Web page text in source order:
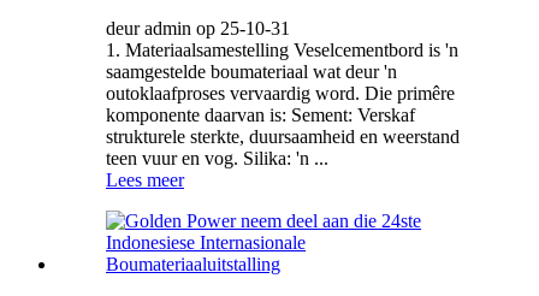
deur admin op 25-10-31
1. Materiaalsamestelling Veselcementbord is 'n
saamgestelde boumateriaal wat deur 'n
outoklaafproses vervaardig word. Die primêre
komponente daarvan is: Sement: Verskaf
strukturele sterkte, duursaamheid en weerstand
teen vuur en vog. Silika: 'n ...
Lees meer